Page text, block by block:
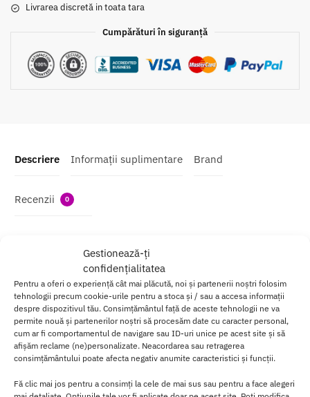
Gestionează-ți
confidențialitatea
Pentru a oferi o experiență cât mai plăcută, noi și partenerii noștri folosim
tehnologii precum cookie-urile pentru a stoca și / sau a accesa informații
despre dispozitivul tău. Consimțământul față de aceste tehnologii ne va
permite nouă și partenerilor noștri să procesăm date cu caracter personal,
cum ar fi comportamentul de navigare sau ID-uri unice pe acest site și să
afișăm reclame (ne)personalizate. Neacordarea sau retragerea
consimțământului poate afecta negativ anumite caracteristici și funcții.
Fă clic mai jos pentru a consimți la cele de mai sus sau pentru a face alegeri
Livrarea discretă in toata tara
Cumpărături în siguranță
Descriere Informații suplimentare Brand
Recenzii 0
Set Lenjerie Baci 3pc Queen Size
Din dantela din negru romantic poate fi purtat sub tinuta ta
preferata sau ca tinuta pentru o seara speciala.
Imprimeul moale din dantelă florala adauga farmec sutienului cu
jumatate de ceasca, cu bretele reglabile si inchizatori pentru carlig
si ochi in spatele sutienului si a cincherului.
fata.